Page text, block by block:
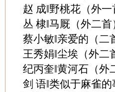
赵 成‖野桃花（外一
丛 棣‖马厩（外二首
蔡小敏‖亲爱的（二
王秀娟‖尘埃（外二
纪丙奎‖黄河石（外
剑 语‖类似于麻雀的